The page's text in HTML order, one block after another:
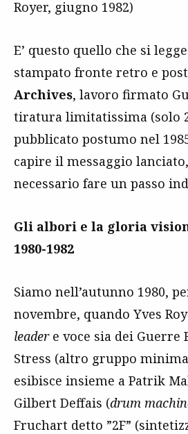
Royer, giugno 1982)
E’ questo quello che si
stampato fronte retro e
Archives, lavoro firmato
tiratura limitatissima (solo
pubblicato postumo nel
capire il messaggio
necessario fare un passo
Gli albori e la gloria
1980-1982
Siamo nell’autunno 1980,
novembre, quando Yves
leadere voce sia dei Guerre
Stress (altro gruppo
esibisce insieme a Patrik
Gilbert Deffais (drum
Fruchart detto ”2F”